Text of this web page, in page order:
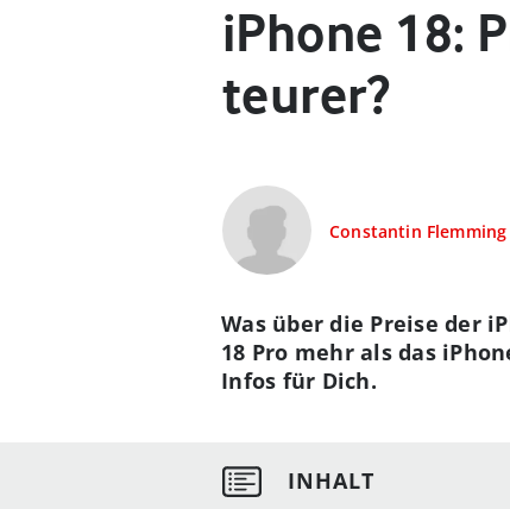
iPhone 18:
teurer?
Constantin Flemming
Was über die Preise der
18 Pro mehr als das
Infos für Dich.